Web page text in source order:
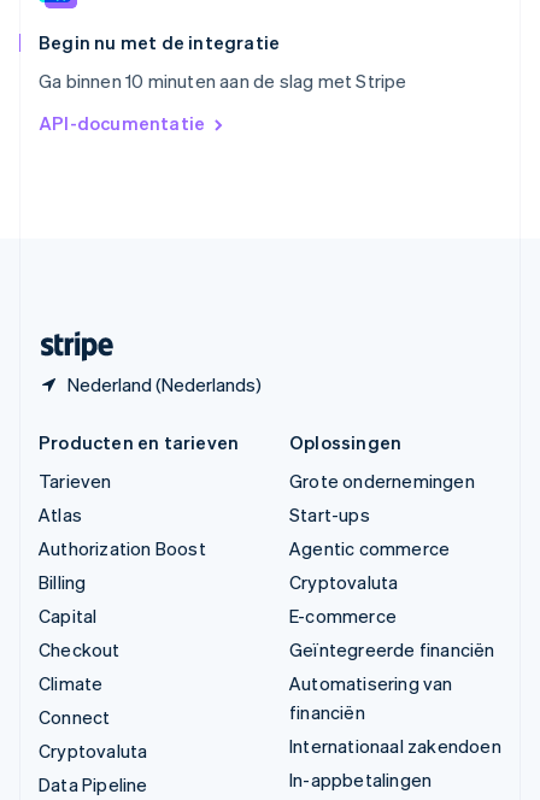
Begin nu met de integratie
Ga binnen 10 minuten aan de slag met Stripe
API-documentatie
Nederland (Nederlands)
Tsjechië
English
简体中文English
English
Producten en tarieven
Tarieven
Atlas
Authorization Boost
Billing
Capital
Checkout
Climate
Connect
Cryptovaluta
Data Pipeline
Oplossingen
Grote ondernemingen
Start-ups
Agentic commerce
Cryptovaluta
E-commerce
Geïntegreerde financiën
Automatisering van
financiën
Internationaal zakendoen
In-appbetalingen